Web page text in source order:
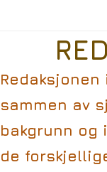
sammen av
bakgrunn og
de